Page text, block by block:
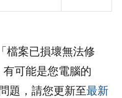
檔案已損壞無法修
有可能是您電腦的
題，請您更新至最新